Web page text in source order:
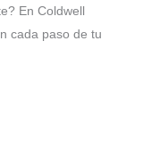
En Coldwell
cada paso de tu